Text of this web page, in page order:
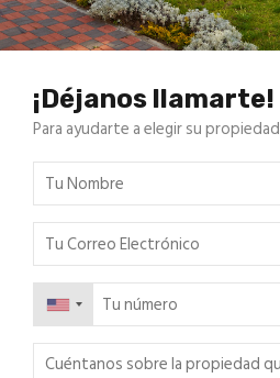
¡Déjanos llamarte!
Para ayudarte a elegir su propiedad